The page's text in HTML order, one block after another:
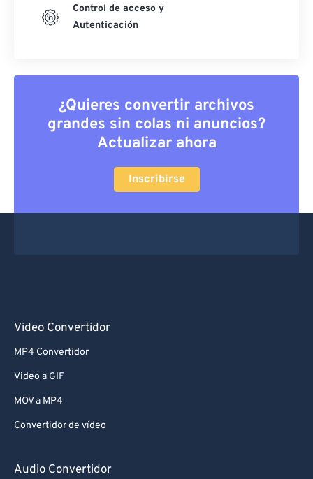
Control de acceso y
Autenticación
¿Quieres convertir archivos
grandes sin colas ni anuncios?
Actualizar ahora
Inscribirse
Video Convertidor
MP4 Convertidor
Video a GIF
MOV a MP4
Convertidor de vídeo
Audio Convertidor